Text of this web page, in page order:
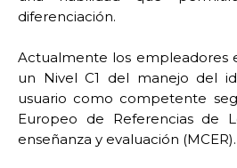
diferenciación.
Actualmente los empleadores
un Nivel C1 del manejo del
usuario como competente
Europeo de Referencias de
enseñanza y evaluación (MCER).